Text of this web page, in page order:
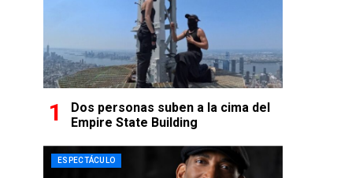
Dos personas suben a la cima del
Empire State Building
ESPECTÁCULO